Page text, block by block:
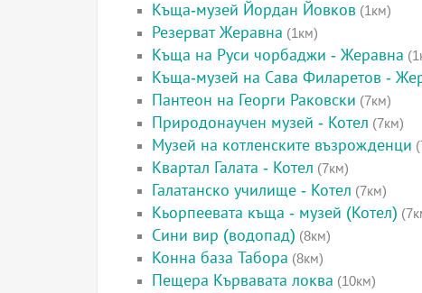
Къща-музей Йордан Йовков (1км)
Резерват Жеравна (1км)
Къща на Руси чорбаджи - Жеравна
Къща-музей на Сава Филаретов -
Пантеон на Георги Раковски (7км)
Природонаучен музей - Котел (7км)
Музей на котленските възрожденци
Квартал Галата - Котел (7км)
Галатанско училище - Котел (7км)
Кьорпеевата къща - музей (Котел)
Сини вир (водопад) (8км)
Конна база Табора (8км)
Пещера Кървавата локва (10км)